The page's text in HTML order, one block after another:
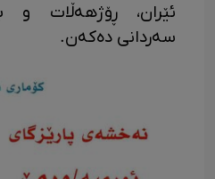
ئێران، ڕۆژهەڵات و
سەردانی دەکەن.